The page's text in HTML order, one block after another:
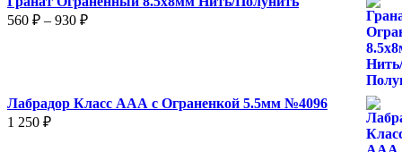
560 ₽ – 930 ₽Диапазон
Лабрадор Класс ААА с Ограненкой 5.5мм №4096
1 250 ₽